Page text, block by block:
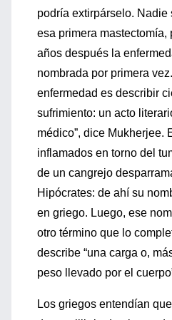
podría extirpárselo. Nadie
esa primera mastectomía,
años después la
nombrada por primera
enfermedad es describir
sufrimiento: un acto
médico”, dice Mukherjee.
inflamados en torno del
de un cangrejo
Hipócrates: de ahí su
en griego. Luego, ese
otro término que lo
describe “una carga o,
peso llevado por el
Los griegos entendían